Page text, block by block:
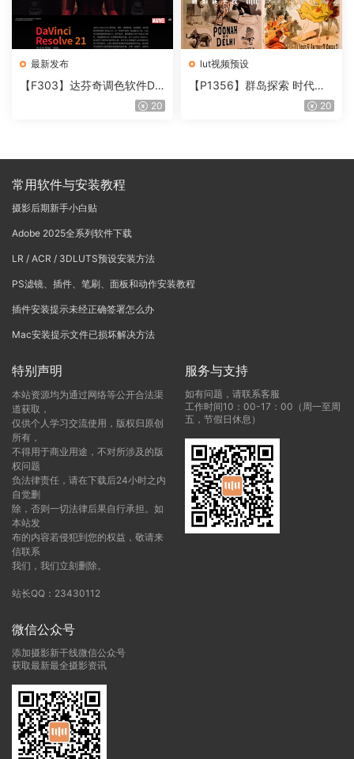
最新发布
【F303】达芬奇调色软件Da
Vinci Resolve Studio21.0.320
lut视频预设
【P1356】群岛探索 时代马
戏团 – QUEST 60 调色预设A
20
常用软件与安装教程
摄影后期新手小白贴
Adobe 2025全系列软件下载
LR / ACR / 3DLUTS预设安装方法
PS滤镜、插件、笔刷、面板和动作安装教程
插件安装提示未经正确签署怎么办
Mac安装提示文件已损坏解决方法
特别声明
本站资源均为通过网络等公开合法渠
道获取，
仅供个人学习交流使用，版权归原创
所有，
不得用于商业用途，不对所涉及的版
权问题
负法律责任，请在下载后24小时之内
自觉删
除，否则一切法律后果自行承担。如
本站发
布的内容若侵犯到您的权益，敬请来
信联系
我们，我们立刻删除。
站长QQ：23430112
服务与支持
如有问题，请联系客服
工作时间10：00-17：00（周一至周
五，节假日休息）
微信公众号
添加摄影新干线微信公众号
获取最新最全摄影资讯